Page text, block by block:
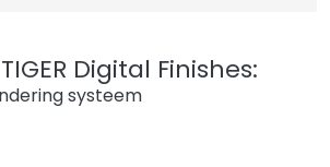
Digital Finishes:
systeem